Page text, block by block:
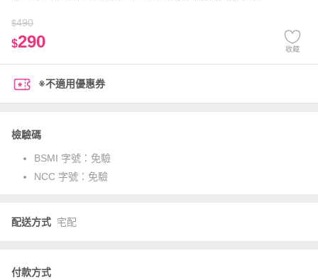
$490
$290 收藏
※不適用優惠券
檢驗碼
BSMI 字號： 免驗
NCC 字號： 免驗
配送方式 宅配
付款方式